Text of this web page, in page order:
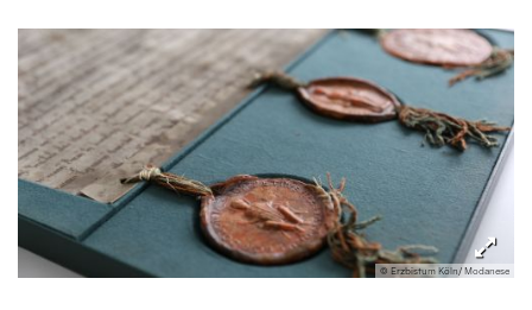
© Erzbistum Köln/ Modanese